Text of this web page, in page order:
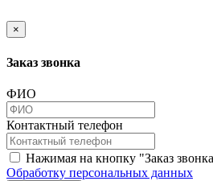
×
Заказ звонка
ФИО
Контактный телефон
Нажимая на кнопку "Заказ
Обработку персональных данных